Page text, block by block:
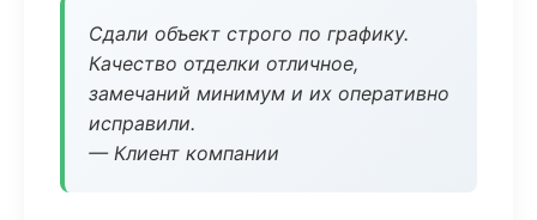
Сдали объект строго по графику.
Качество отделки отличное,
замечаний минимум и их оперативно
исправили.
— Клиент компании